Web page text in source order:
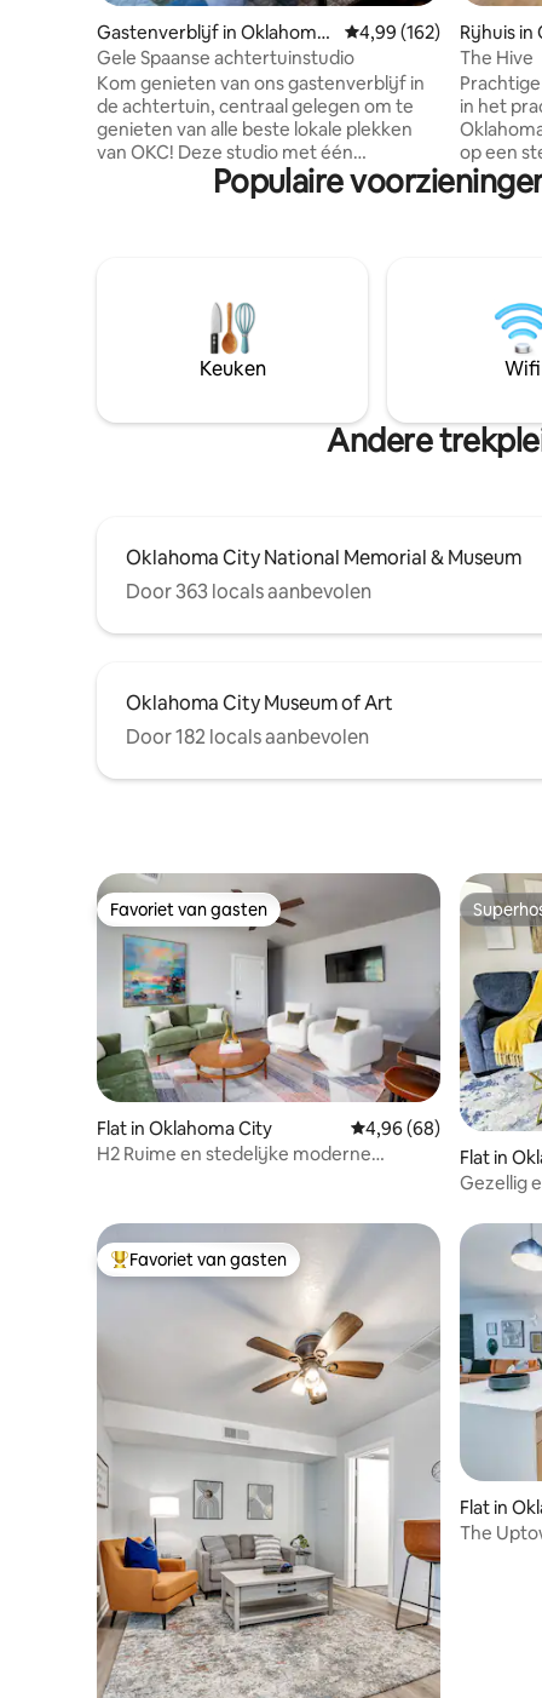
Gastenverblijf in Oklahoma
City
Gemiddelde
4,99 (162)
Gele Spaanse achtertuinstudio
Kom genieten van ons gastenverblijf in
de achtertuin, centraal gelegen om te
genieten van alle beste lokale plekken
van OKC! Deze studio met één
slaapkamer (250 vierkante voet) is met
zorg ontworpen om aan alles te denken
extra veiligheid. We bezetten het
hoofdhuis en de achtertuin. We hebben
een vriendelijke Deense Dog (Winston)
die goed gemanierd is en buiten wordt
een oprit.
Rijhuis in
The Hive
in het
op een
design-
een
speciale
Populaire
Keuken Wifi
Andere
Oklahoma City National Memorial & Museum
Door 363 locals aanbevolen
Oklahoma City Museum of Art
Door 182 locals aanbevolen
Favoriet van gasten
Favoriet van gasten
Flat in Oklahoma City Gemiddelde
4,96 (68)
H2 Ruime en stedelijke moderne
Flat in
Gezellig
Topfavoriet van gasten
Favoriet van gasten
Flat in
The